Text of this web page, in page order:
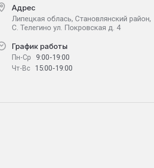
Адрес
Липецкая облась, Становлянский район,
С. Телегино ул. Покровская д. 4
График работы
Пн-Ср 9:00-19:00
Чт-Вс 15:00-19:00